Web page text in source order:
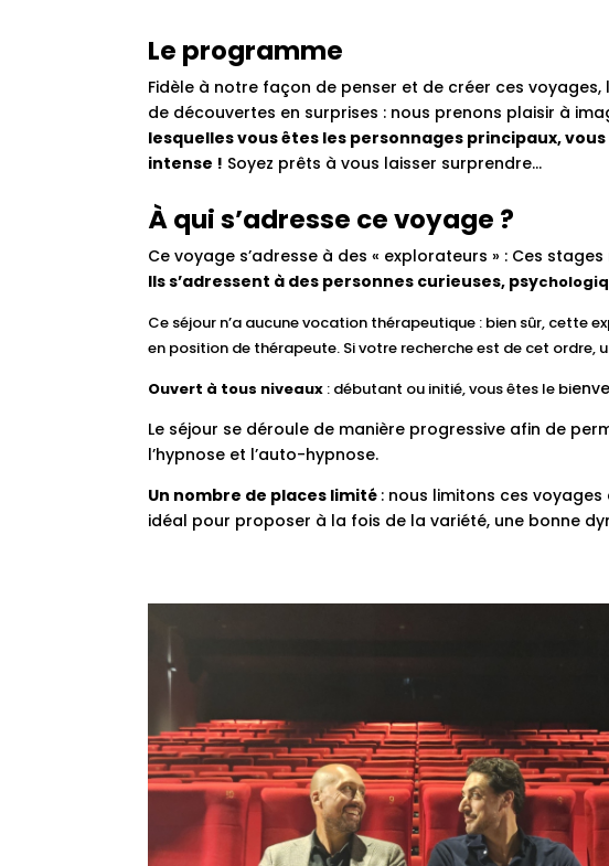
Le programme
Fidèle à notre façon de penser et de créer ces
de découvertes en surprises : nous prenons plaisir à
lesquelles vous êtes les personnages principaux,
intense ! Soyez prêts à vous laisser surprendre…
À qui s’adresse ce voyage ?
Ce voyage s’adresse à des « explorateurs » : Ces
Ils s’adressent à des personnes curieuses, psy
Ce séjour n’a aucune vocation thérapeutique : bien sûr, cette
en position de thérapeute. Si votre recherche est de cet
Ouvert à tous niveaux : débutant ou initié, vous êtes le bi
Le séjour se déroule de manière progressive afin de
l’hypnose et l’auto-hypnose.
Un nombre de places limité : nous limitons ces
idéal pour proposer à la fois de la variété, une bonne